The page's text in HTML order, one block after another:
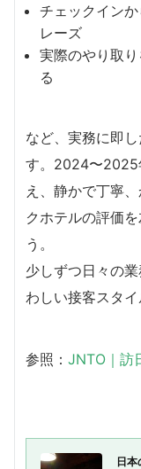
チェックイン
レーズ
実際のやり取
る
など、実務に即
す。2024〜2025
え、静かで丁寧
クホテルの評価
う。
少しずつ日々の
わしい接客スタイ
参照： JNTO｜訪
日